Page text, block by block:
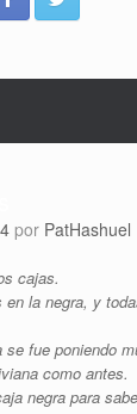
por PatHashuel
cajas.
la negra, y
se fue poniendo
como antes.
negra para